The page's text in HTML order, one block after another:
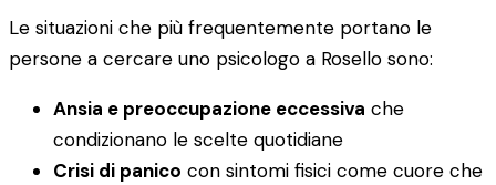
Le situazioni che più frequentemente portano le
persone a cercare uno psicologo a Rosello sono:
Ansia e preoccupazione eccessiva che
condizionano le scelte quotidiane
Crisi di panico con sintomi fisici come cuore che